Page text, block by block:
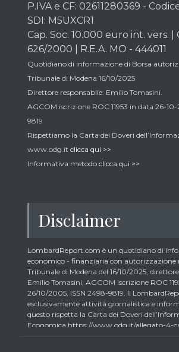
P.IVA e CF: 02611280369 -
SDI: M5UXCR1
Cap. Soc. 10.000 euro int. vers. |
626/2000 | R.E.A. MO - 444011
Quotidiano di informazione di Borsa
Tribunale di Modena 16/10/2025
Direttore responsabile: Emilio Tomasini.
AGCOM iscrizione ROC 11953 in data 26-
9819
Rispettiamo la Carta dei Doveri
www.odg.it clicca qui >>
Informativa metodo clicca qui >>
Disclaimer
LombardReport.com è un quotidiano di
economico - finanziaria con autorizzazione
Tribunale di Modena del 16/10/2025,
Emilio Tomasini, AGCOM iscrizione ROC
26/10/2005, ISSN 2498-9819. Il
esclusivamente attività giornalistica e
questo rispetta la Carta dei Doveri
Economica https://www.odg.it/allegato-4-